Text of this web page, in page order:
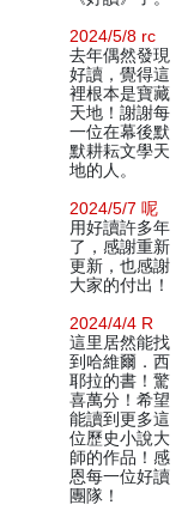
2024/5/8 rc
去年偶然發現
好讀，覺得這
裡根本是寶藏
天地！謝謝每
一位在幕後默
默耕耘文學天
地的人。
2024/5/7 呢
用好讀許多年
了，感謝重新
更新，也感謝
大家的付出！
2024/4/4 R
這里居然能找
到哈維爾．西
耶拉的書！驚
喜萬分！希望
能讀到更多這
位歷史小說大
師的作品！感
恩每一位好讀
團隊！